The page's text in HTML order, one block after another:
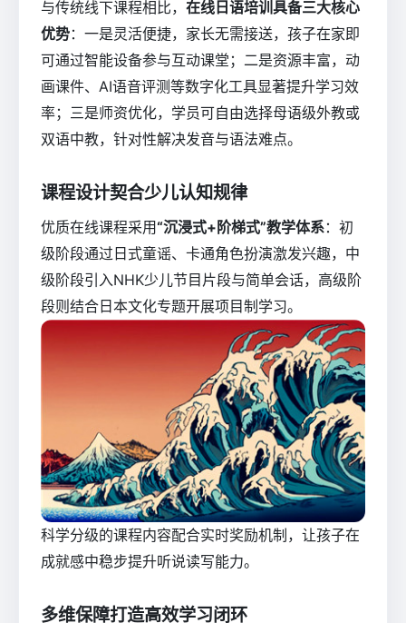
与传统线下课程相比， 在线日语培训具备三大核心
优势：一是灵活便捷，家长无需接送，孩子在家即
可通过智能设备参与互动课堂；二是资源丰富，动
画课件、AI语音评测等数字化工具显著提升学习效
率；三是师资优化，学员可自由选择母语级外教或
双语中教，针对性解决发音与语法难点。
课程设计契合少儿认知规律
优质在线课程采用“沉浸式+阶梯式”教学体系：初
级阶段通过日式童谣、卡通角色扮演激发兴趣，中
级阶段引入NHK少儿节目片段与简单会话，高级阶
段则结合日本文化专题开展项目制学习。
科学分级的课程内容配合实时奖励机制，让孩子在
成就感中稳步提升听说读写能力。
多维保障打造高效学习闭环